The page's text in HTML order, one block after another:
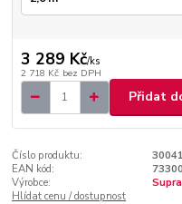
3 289 Kč/ks
2 718 Kč bez DPH
Přidat
Číslo produktu:
EAN kód:
Výrobce:
Hlídat cenu / dostupnost